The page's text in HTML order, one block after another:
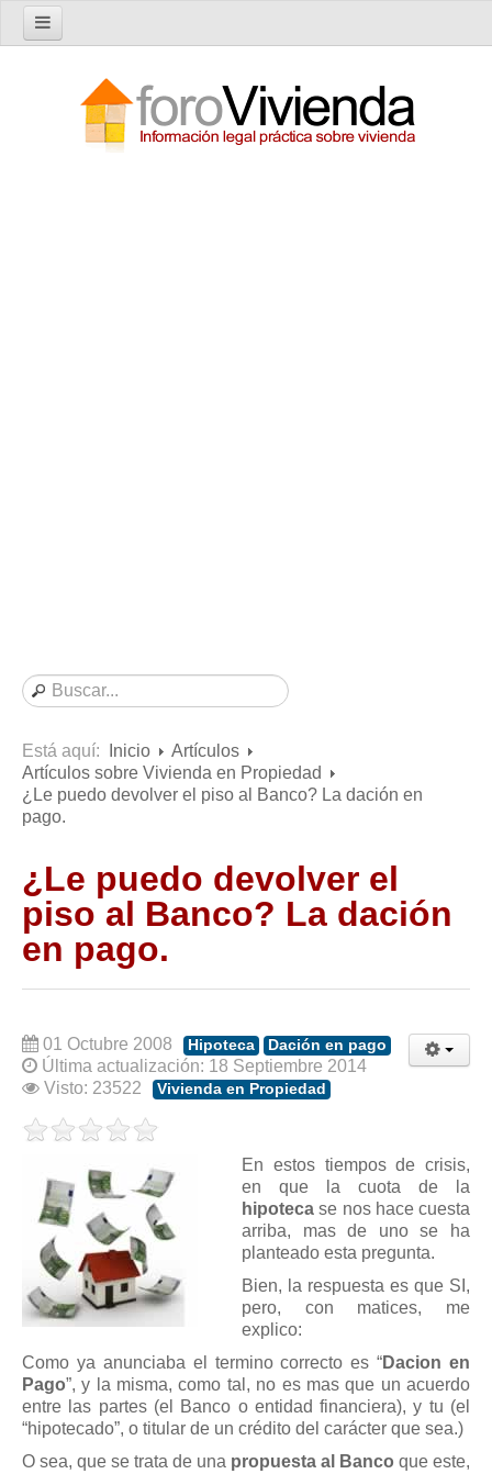
Nuevo tema
Contratos de Arrendamiento
De uso distinto al de vivienda
Otros contratos de Arrendamiento
Requerimientos y comunicaciones
Para contratos anteriores al 6 de junio de 2013
Para contratos de Renta Antigua
Formularios sobre Vivienda en Propiedad
Modelos de Contratos
Formularios sobre Propiedad Horizontal
Modelos de Convocatoria de Junta de Propietarios
Modelos de Acta de Junta de Propietarios
Requerimientos y comunicaciones
Legislación
Legislación sobre Arrendamientos Urbanos
Legislación sobre la Comunidad de Propietarios
Legislación sobre Adquisición de Vivienda en Propiedad
Legislación de interés práctico
Diccionario
Usuario
Entrar / Salir
Está aquí: Inicio
Artículos
Artículos sobre Vivienda en Propiedad
¿Le puedo devolver el piso al Banco? La dación en
pago.
¿Le puedo devolver el
piso al Banco? La dación
en pago.
01 Octubre 2008
Última actualización: 18 Septiembre 2014
Visto: 23522
Hipoteca Dación en pago
Vivienda en Propiedad
En estos tiempos de crisis,
en que la cuota de la
hipoteca se nos hace cuesta
arriba, mas de uno se ha
planteado esta pregunta.
Bien, la respuesta es que SI,
pero, con matices, me
explico:
Como ya anunciaba el termino correcto es “Dacion en
Pago”, y la misma, como tal, no es mas que un acuerdo
entre las partes (el Banco o entidad financiera), y tu (el
“hipotecado”, o titular de un crédito del carácter que sea.)
O sea, que se trata de una propuesta al Banco que este,